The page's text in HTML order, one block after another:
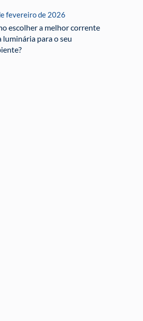
fevereiro de 2026
escolher a melhor corrente
luminária para o seu